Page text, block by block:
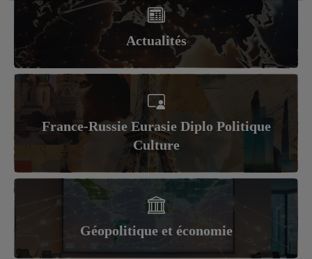
Actualités
France-Russie Eurasie Diplo Politique
Culture
Géopolitique et économie